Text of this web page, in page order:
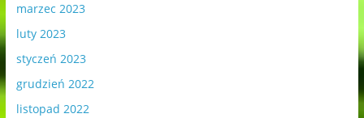
marzec 2023
luty 2023
styczeń 2023
grudzień 2022
listopad 2022